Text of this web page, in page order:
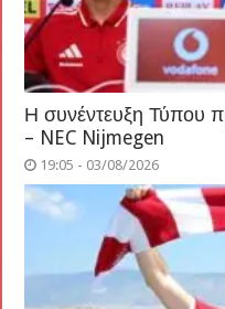
Η συνέντευξη Τύπου
– NEC Nijmegen
19:05 - 03/08/2026